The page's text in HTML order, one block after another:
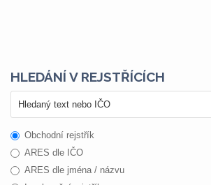
HLEDÁNÍ V REJSTŘÍCÍCH
Obchodní rejstřík
ARES dle IČO
ARES dle jména / názvu